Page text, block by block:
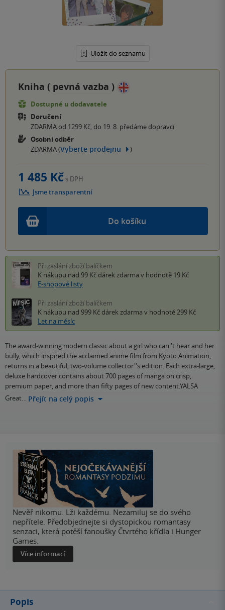
Uložit do seznamu
Kniha ( pevná vazba )
Dostupné u dodavatele
Doručení
ZDARMA od 1299 Kč, do 19. 8. předáme dopravci
Osobní odběr
ZDARMA (Vyberte prodejnu )
Do košíku
1 485 Kč s DPH
Jsme transparentní
Při zaslání zboží balíčkem
K nákupu nad 99 Kč dárek zdarma v hodnotě 19 Kč
E-shopové listy
Při zaslání zboží balíčkem
K nákupu nad 999 Kč dárek zdarma v hodnotě 299 Kč
Let na měsíc
The award-winning modern classic about a girl who can''t hear and her
bully, which inspired the acclaimed anime film from Kyoto Animation,
returns in a beautiful, two-volume collector''s edition. Each extra-large,
deluxe hardcover contains about 700 pages of manga on crisp,
premium paper, and more than fifty pages of new content.YALSA
Great… Přejít na celý popis
Nevěř nikomu. Lži každému. Nezamiluj se do svého
nepřítele. Předobjednejte si dystopickou romantasy
senzaci, která potěší fanoušky Čtvrtého křídla i Hunger
Games.
Více informací
Popis